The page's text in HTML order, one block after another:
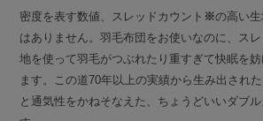
密度を表す数値、スレッドカウント ※の高い
はありません。羽毛布団をお使いなのに、ス
地を使って羽毛がつぶれたり重すぎて快眠を
ます。この道70年以上の実績から生み出され
と通気性をかねそなえた、ちょうどいいダブ